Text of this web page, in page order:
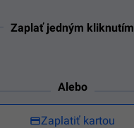
Zaplať jedným kliknutím
Alebo
Zaplatiť kartou